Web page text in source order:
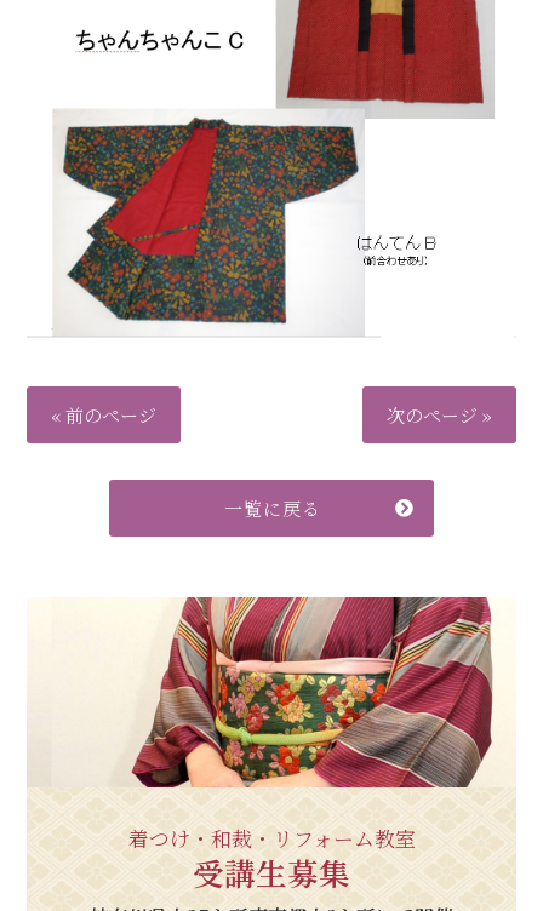
« 前のページ 次のページ »
一覧に戻る
着つけ・和裁・リフォーム教室
受講生募集